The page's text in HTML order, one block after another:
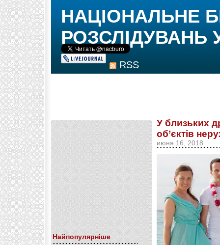
RSS
НАЦІОНАЛЬНЕ
РОЗСЛІДУВАНЬ
Найпопулярніше
У близьких
об’єктів
июня 16, 2018